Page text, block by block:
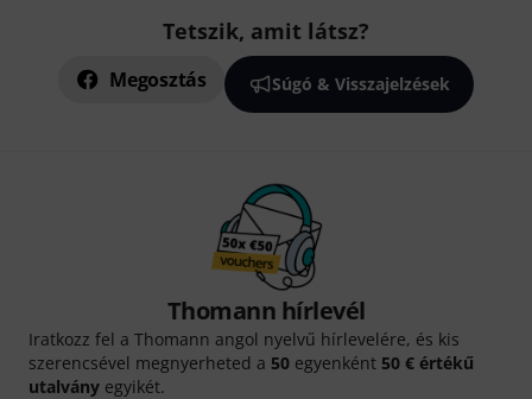
Tetszik, amit látsz?
Megosztás Súgó & Visszajelzések
Thomann hírlevél
Iratkozz fel a Thomann angol nyelvű hírlevelére, és kis
szerencsével megnyerheted a 50 egyenként 50 € értékű
utalvány egyikét.